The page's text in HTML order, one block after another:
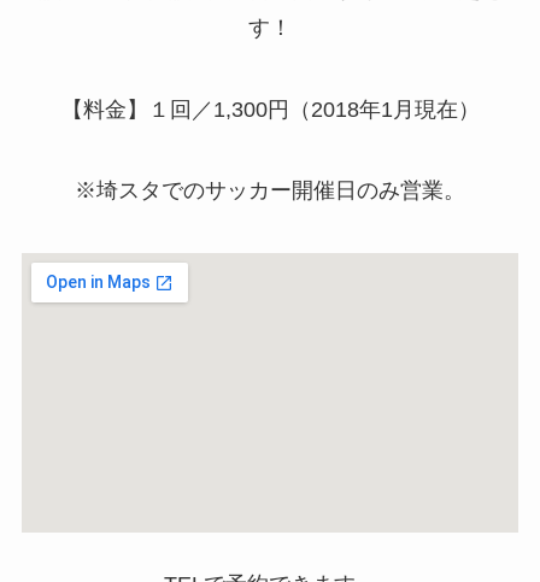
す！
【料金】１回／1,300円（2018年1月現在）
※埼スタでのサッカー開催日のみ営業。